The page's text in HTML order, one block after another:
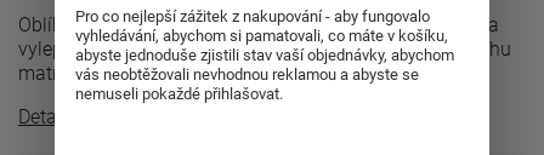
Oblíbená matrace Zora je zpět v naší nabídce v novém a
vylepšeném provedení. Měkčí stranaVrchní ložnou plochu
matrace tvoří ...
Detailní popis
Pro co nejlepší zážitek z nakupování - aby fungovalo
vyhledávání, abychom si pamatovali, co máte v košíku,
abyste jednoduše zjistili stav vaší objednávky, abychom
vás neobtěžovali nevhodnou reklamou a abyste se
nemuseli pokaždé přihlašovat.